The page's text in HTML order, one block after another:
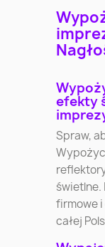
efekty
Spraw,
świetlne.
firmowe
całej